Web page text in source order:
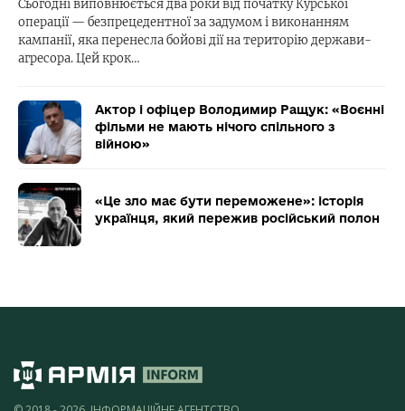
Сьогодні виповнюється два роки від початку Курської
операції — безпрецедентної за задумом і виконанням
кампанії, яка перенесла бойові дії на територію держави-
агресора. Цей крок…
Актор і офіцер Володимир Ращук: «Воєнні
фільми не мають нічого спільного з
війною»
«Це зло має бути переможене»: історія
українця, який пережив російський полон